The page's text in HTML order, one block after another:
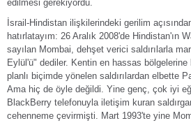
edilmesi gerekiyordu.
İsrail-Hindistan ilişkilerindeki gerilim
hatırlatayım: 26 Aralık 2008'de Hindistan'ın
sayılan Mombai, dehşet verici saldırılarla
Eylül'ü" dediler. Kentin en hassas
planlı biçimde yönelen saldırılardan elbette
Ama hiç de öyle değildi. Yine genç, çok iyi
BlackBerry telefonuyla iletişim kuran
cehenneme çevirmişti. Mart 1993'te yine